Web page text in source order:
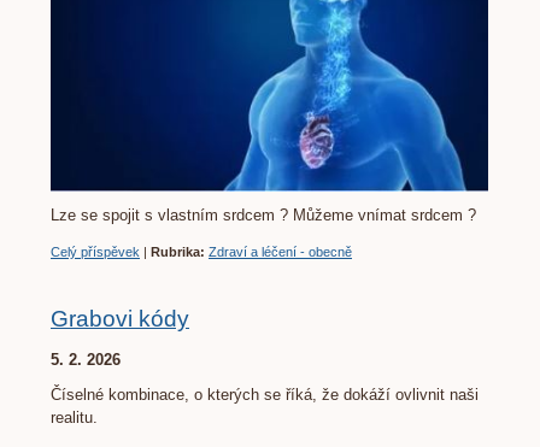
Lze se spojit s vlastním srdcem ? Můžeme vnímat srdcem ?
Celý příspěvek | Rubrika: Zdraví a léčení - obecně
Grabovi kódy
5. 2. 2026
Číselné kombinace, o kterých se říká, že dokáží ovlivnit naši
realitu.